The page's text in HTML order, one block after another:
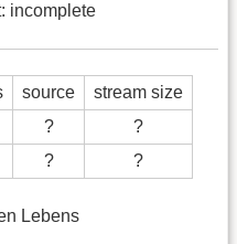
incomplete
source
stream size
?
?
? ?
Lebens